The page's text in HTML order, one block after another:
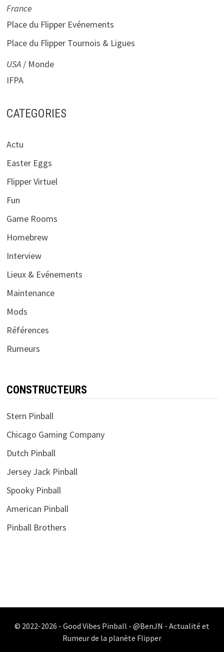
France
Place du Flipper Evénements
Place du Flipper Tournois & Ligues
USA/ Monde
IFPA
CATEGORIES
Actu
Easter Eggs
Flipper Virtuel
Fun
Game Rooms
Homebrew
Interview
Lieux & Evénements
Maintenance
Mods
Références
Rumeurs
CONSTRUCTEURS
Stern Pinball
Chicago Gaming Company
Dutch Pinball
Jersey Jack Pinball
Spooky Pinball
American Pinball
Pinball Brothers
© 2022-2026 - Good Vibes Pinball - @BenJN - Actualité et
Rumeur de la planète Flipper